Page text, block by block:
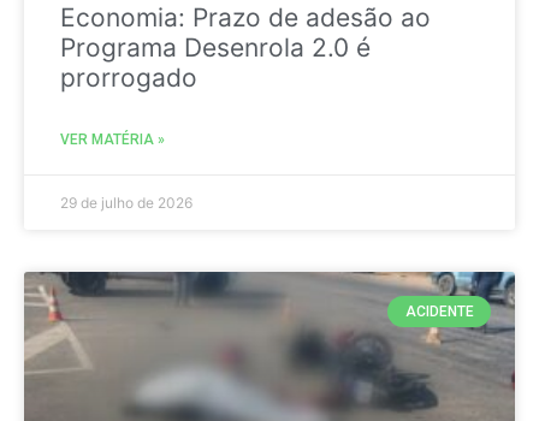
Economia: Prazo de adesão ao
Programa Desenrola 2.0 é
prorrogado
VER MATÉRIA »
29 de julho de 2026
ACIDENTE